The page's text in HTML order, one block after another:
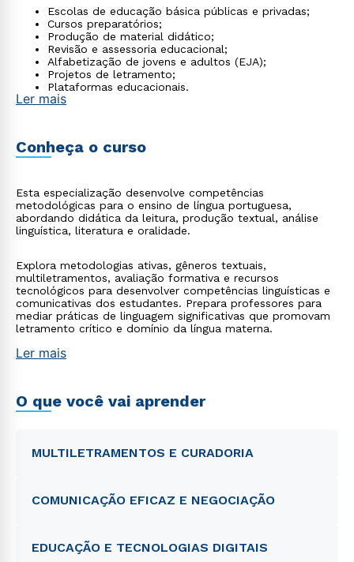
Escolas de educação básica públicas e privadas;
Cursos preparatórios;
Produção de material didático;
Revisão e assessoria educacional;
Alfabetização de jovens e adultos (EJA);
Projetos de letramento;
Plataformas educacionais.
Ler mais
Conheça o curso
Esta especialização desenvolve competências
metodológicas para o ensino de língua portuguesa,
abordando didática da leitura, produção textual, análise
linguística, literatura e oralidade.
Explora metodologias ativas, gêneros textuais,
multiletramentos, avaliação formativa e recursos
tecnológicos para desenvolver competências linguísticas e
comunicativas dos estudantes. Prepara professores para
mediar práticas de linguagem significativas que promovam
letramento crítico e domínio da língua materna.
Ler mais
O que você vai aprender
MULTILETRAMENTOS E CURADORIA
COMUNICAÇÃO EFICAZ E NEGOCIAÇÃO
EDUCAÇÃO E TECNOLOGIAS DIGITAIS